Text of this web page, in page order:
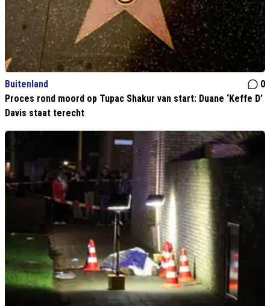
Buitenland
0
Proces rond moord op Tupac Shakur van start: Duane ‘Keffe D’
Davis staat terecht